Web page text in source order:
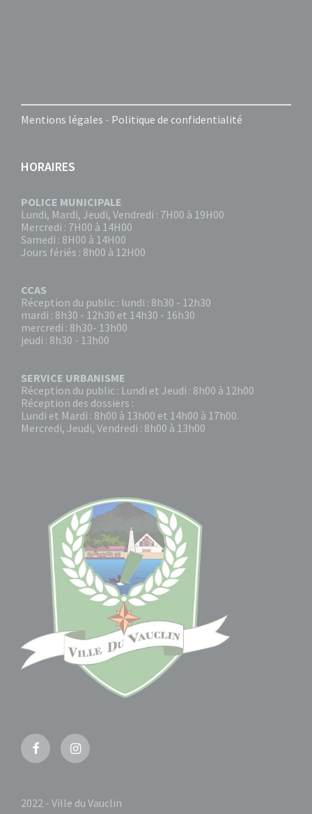
Mentions légales - Politique de confidentialité
HORAIRES
POLICE MUNICIPALE
Lundi, Mardi, Jeudi, Vendredi : 7H00 à 19H00
Mercredi : 7H00 à 14H00
Samedi : 8H00 à 14H00
Jours fériés : 8h00 à 12H00
CCAS
Réception du public : lundi : 8h30 - 12h30
mardi : 8h30 - 12h30 et 14h30 - 16h30
mercredi : 8h30- 13h00
jeudi : 8h30 - 13h00
SERVICE URBANISME
Réception du public : Lundi et Jeudi : 8h00 à 12h00
Réception des dossiers :
Lundi et Mardi : 8h00 à 13h00 et 14h00 à 17h00.
Mercredi, Jeudi, Vendredi : 8h00 à 13h00
FacebookInstagram
2022 - Ville du Vauclin